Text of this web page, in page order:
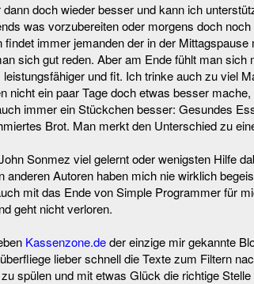
doch wieder besser und kann ich
was vorzubereiten oder morgens doch
findet immer jemanden der in der
sich gut reden. Aber am Ende fühlt man sich
und fit. Ich trinke auch zu viel
nicht ein paar Tage doch etwas besser
immer ein Stückchen besser: Gesundes
Brot. Man merkt den Unterschied zu
Sonmez viel gelernt oder wenigsten Hilfe
anderen Autoren haben mich nie wirklich
mit das Ende von Simple Programmer für
geht nicht verloren.
Kassenzone.deder einzige mir gekannte
lieber schnell die Texte zum Filtern
spülen und mit etwas Glück die richtige